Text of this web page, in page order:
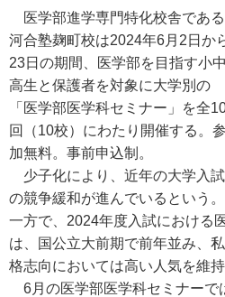
医学部進学専門特化校舎である
河合塾麹町校は2024年6月2日か
23日の期間、医学部を目指す小中
高生と保護者を対象に大学別の
「医学部医学科セミナー」を全
回（10校）にわたり開催する。参
加無料。事前申込制。
少子化により、近年の大学入試
の競争緩和が進んでいるという。
一方で、2024年度入試における
は、国公立大前期で前年並み、
格志向においては高い人気を維持
6月の医学部医学科セミナーで